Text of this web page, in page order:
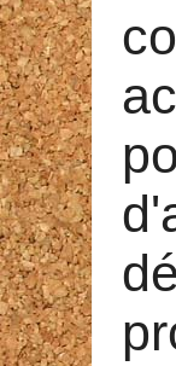
d